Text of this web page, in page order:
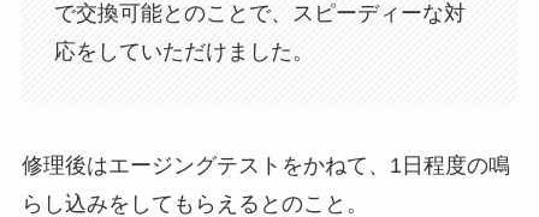
で交換可能とのことで、スピーディーな対
応をしていただけました。
修理後はエージングテストをかねて、1日程度の鳴
らし込みをしてもらえるとのこと。